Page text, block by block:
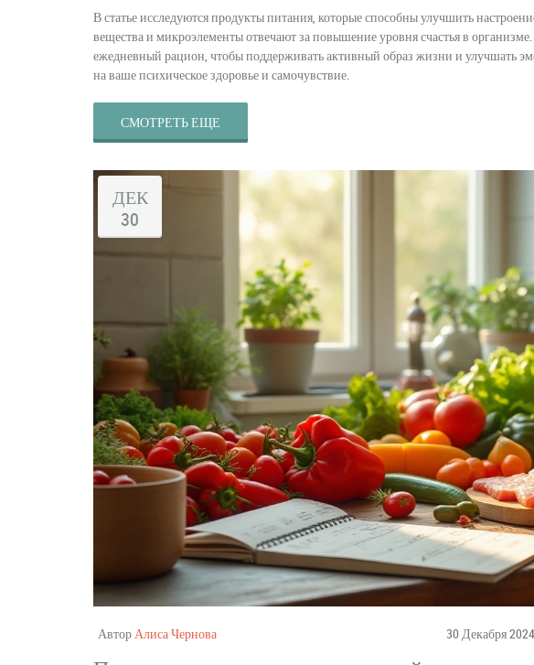
В статье исследуются продукты питания, которые способны улучшить
вещества и микроэлементы отвечают за повышение уровня счастья в
ежедневный рацион, чтобы поддерживать активный образ жизни и улучшать
на ваше психическое здоровье и самочувствие.
СМОТРЕТЬ ЕЩЕ
ДЕК
30
АвторАлиса Чернова 30 Декабря 2024